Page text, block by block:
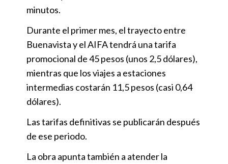
minutos.
Durante el primer mes, el trayecto entre
Buenavista y el AIFA tendrá una tarifa
promocional de 45 pesos (unos 2,5 dólares),
mientras que los viajes a estaciones
intermedias costarán 11,5 pesos (casi 0,64
dólares).
Las tarifas definitivas se publicarán después
de ese periodo.
La obra apunta también a atender la